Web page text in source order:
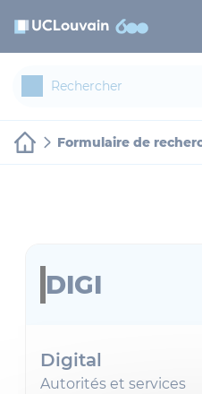
Formulaire de
DIGI
Digital
Autorités et services